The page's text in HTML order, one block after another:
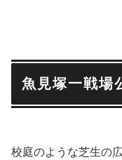
魚見塚一戦場
校庭のような芝生の